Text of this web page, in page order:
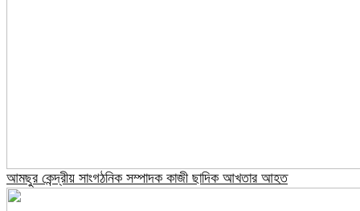
আমছুর কেন্দ্রীয় সাংগঠনিক সম্পাদক কাজী ছাদিক আখতার আহত